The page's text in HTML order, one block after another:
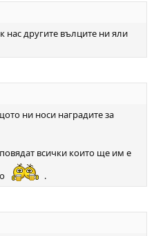
нас другите вълците ни яли
ни носи наградите за
всички които ще им е
.